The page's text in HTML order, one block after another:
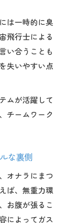
新発見ま
ら読み解
ワクを体
びの方法を
とコツを
力と楽しみ
は一時的に臭
飛行士による
い合うことも
失いやすい点
ムが活躍して
チームワーク
な裏側
オナラにまつ
ば、無重力環
お腹が張るこ
によってガス